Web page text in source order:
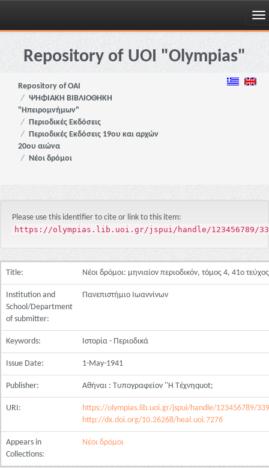
Skip
navigationRepository of UOI "Olympias"
Repository of OAI
ΨΗΦΙΑΚΗ ΒΙΒΛΙΟΘΗΚΗ
"Ηπειρομνήμων"
Περιοδικές Εκδόσεις
Περιοδικές Εκδόσεις 19ου και αρχών
20ου αιώνα
Νέοι δρόμοι
Please use this identifier to cite or link to this item:
https://olympias.lib.uoi.gr/jspui/handle/123456789/
Title: Νέοι δρόμοι: μηνιαίον περιοδικόν, τόμος 4, 41ο τεύχος
Institution and
School/Department
of submitter:
Πανεπιστήμιο Ιωαννίνων
Keywords: Ιστορία - Περιοδικά
Issue Date: 1-May-1941
Publisher: Αθήναι : Τυπογραφείον ''Η Τέχνηquot;
URI:
https://olympias.lib.uoi.gr/jspui/handle/123456789/
http://dx.doi.org/10.26268/heal.uoi.7276
Appears in
Collections:
Νέοι δρόμοι